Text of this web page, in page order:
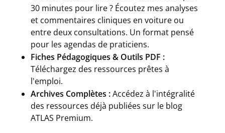
30 minutes pour lire ? Écoutez mes analyses
et commentaires cliniques en voiture ou
entre deux consultations. Un format pensé
pour les agendas de praticiens.
Fiches Pédagogiques & Outils PDF :
Téléchargez des ressources prêtes à
l'emploi.
Archives Complètes :Accédez à l'intégralité
des ressources déjà publiées sur le blog
ATLAS Premium.